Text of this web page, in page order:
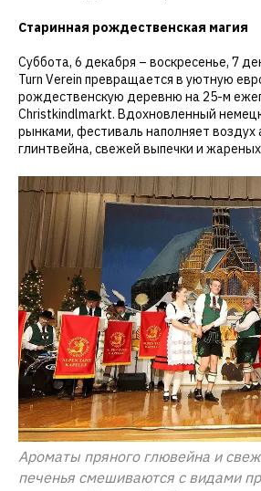
Старинная рождественская магия
Суббота, 6 декабря – воскресенье, 7
Turn Verein превращается в уютную
рождественскую деревню на 25-м
Christkindlmarkt. Вдохновленный
рынками, фестиваль наполняет воздух
глинтвейна, свежей выпечки и
Ароматы пряного глювейна и
печенья смешиваются с видами